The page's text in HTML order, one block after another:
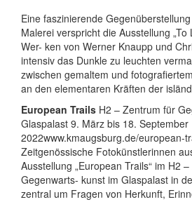
Eine faszinierende
Malerei verspricht die Ausstellung „To
Wer- ken von Werner Knaupp und
intensiv das Dunkle zu leuchten
zwischen gemaltem und
an den elementaren Kräften der
European Trails H2 – Zentrum für
Glaspalast 9. März bis 18. September
2022www.kmaugsburg.de/european-
Zeitgenössische Fotokünstlerinnen
Ausstellung „European Trails“ im H2
Gegenwarts- kunst im Glaspalast in
zentral um Fragen von Herkunft,